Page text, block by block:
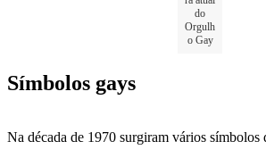
do
Orgulh
o Gay
Símbolos gays
Na década de 1970 surgiram vários símbolos